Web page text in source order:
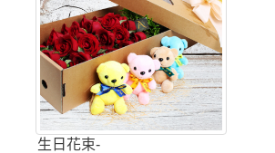
生日花束-